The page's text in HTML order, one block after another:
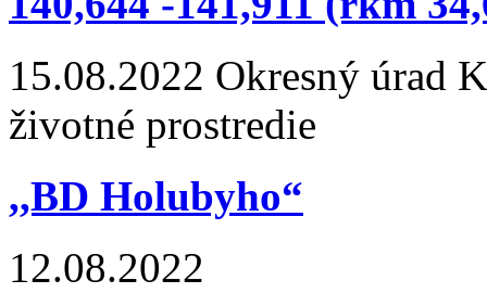
15.08.2022 Okresný úrad
životné prostredie
,,BD Holubyho“
12.08.2022